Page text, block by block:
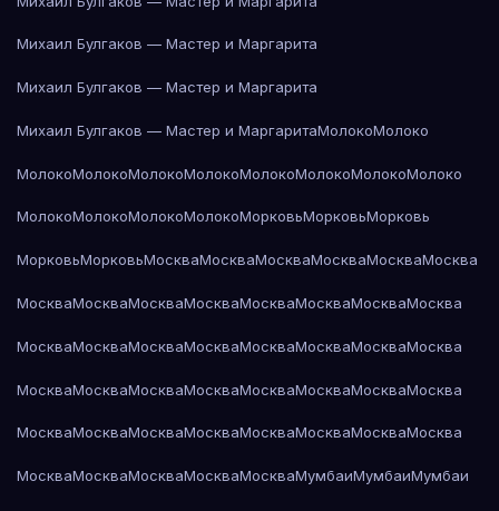
Михаил Булгаков — Мастер и Маргарита
Михаил Булгаков — Мастер и Маргарита
Михаил Булгаков — Мастер и МаргаритаМолокоМолоко
МолокоМолокоМолокоМолокоМолокоМолокоМолокоМолоко
МолокоМолокоМолокоМолокоМорковьМорковьМорковь
МорковьМорковьМоскваМоскваМоскваМоскваМоскваМосква
МоскваМоскваМоскваМоскваМоскваМоскваМоскваМосква
МоскваМоскваМоскваМоскваМоскваМоскваМоскваМосква
МоскваМоскваМоскваМоскваМоскваМоскваМоскваМосква
МоскваМоскваМоскваМоскваМоскваМоскваМоскваМосква
МоскваМоскваМоскваМоскваМоскваМумбаиМумбаиМумбаи